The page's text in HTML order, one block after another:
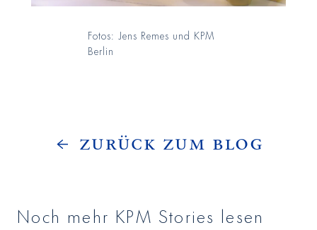
Fotos: Jens Remes und KPM
Berlin
Zurück zum Blog
Noch mehr KPM Stories lesen